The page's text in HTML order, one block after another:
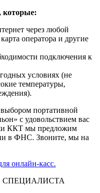
которые:
через любой
оператора и другие
подключения к
условиях (не
температуры,
портативной
с удовольствием вас
ККТ мы предложим
в ФНС. Звоните, мы на
онлайн-касс.
СПЕЦИАЛИСТА